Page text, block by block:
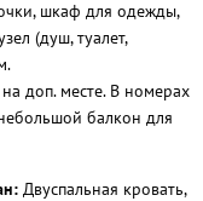
шкаф для одежды,
(душ, туалет,
доп. месте. В номерах
балкон для
Двуспальная кровать,